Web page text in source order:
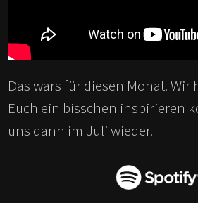
Das wars für diesen Monat. Wir
Euch ein bisschen inspirieren
uns dann im Juli wieder.